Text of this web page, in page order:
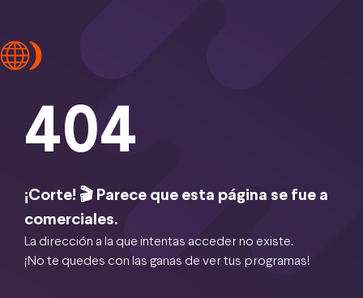
404
¡Corte! 🎬 Parece que esta página se fue a
comerciales.
La dirección a la que intentas acceder no existe.
¡No te quedes con las ganas de ver tus programas!